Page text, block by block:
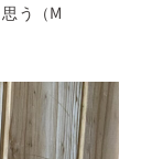
う（M